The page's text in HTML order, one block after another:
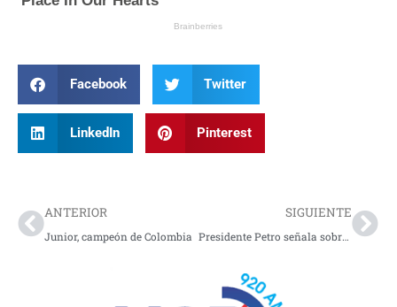
Facebook Twitter
LinkedIn Pinterest
ANTERIOR
Junior, campeón de Colombia
SIGUIENTE
Presidente Petro señala sobrecostos millonarios en medicamentos: “Es un robo a la salud”